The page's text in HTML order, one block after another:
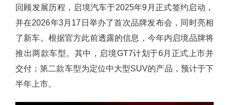
回顾发展历程，启境汽车于2025年9月正式签约启动，
并在2026年3月17日举办了首次品牌发布会，同时亮相
了新车。根据官方此前透露的信息，今年内启境品牌将
推出两款车型。其中，启境GT7计划于6月正式上市并
交付；第二款车型为定位中大型SUV的产品，预计于下
半年上市。